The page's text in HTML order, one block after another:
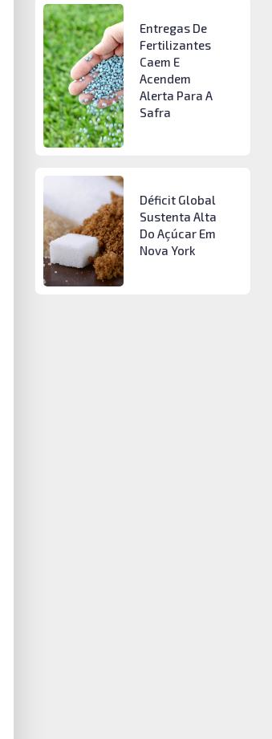
Entregas De
Fertilizantes
Caem E
Acendem
Alerta Para A
Safra
Déficit Global
Sustenta Alta
Do Açúcar Em
Nova York